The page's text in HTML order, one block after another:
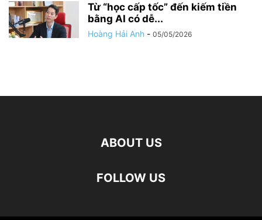
Từ “học cấp tốc” đến kiếm tiền
bằng AI có dễ...
Hoàng Hải Anh - 05/05/2026
ABOUT US
FOLLOW US